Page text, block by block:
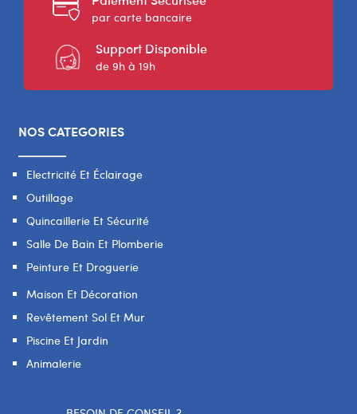
par carte bancaire
Support Disponible
de 9h à 19h
NOS CATEGORIES
Electricité Et Éclairage
Outillage
Quincaillerie Et Sécurité
Salle De Bain Et Plomberie
Peinture Et Droguerie
Maison Et Décoration
Revêtement Sol Et Mur
Piscine Et Jardin
Animalerie